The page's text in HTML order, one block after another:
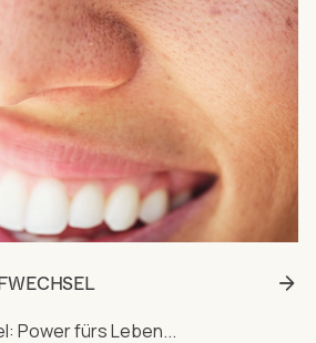
Power fürs Leben...